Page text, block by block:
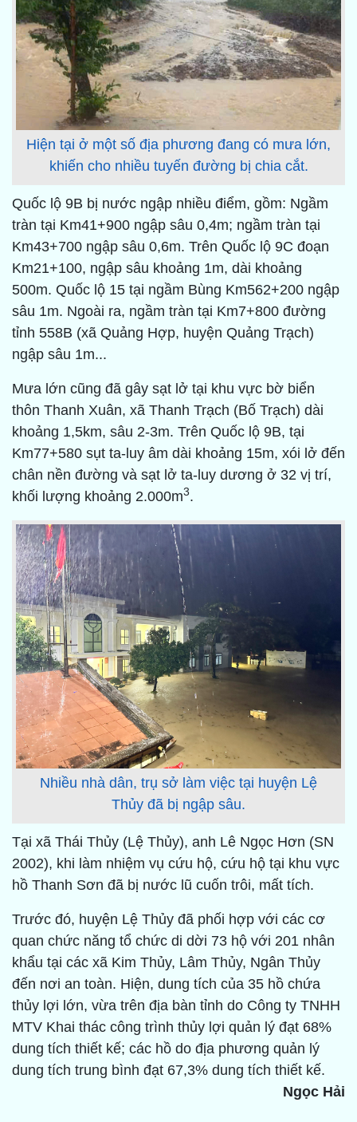
Hiện tại ở một số địa phương đang có mưa lớn,
khiến cho nhiều tuyến đường bị chia cắt.
Quốc lộ 9B bị nước ngập nhiều điểm, gồm: Ngầm
tràn tại Km41+900 ngập sâu 0,4m; ngầm tràn tại
Km43+700 ngập sâu 0,6m. Trên Quốc lộ 9C đoạn
Km21+100, ngập sâu khoảng 1m, dài khoảng
500m. Quốc lộ 15 tại ngầm Bùng Km562+200 ngập
sâu 1m. Ngoài ra, ngầm tràn tại Km7+800 đường
tỉnh 558B (xã Quảng Hợp, huyện Quảng Trạch)
ngập sâu 1m...
Mưa lớn cũng đã gây sạt lở tại khu vực bờ biển
thôn Thanh Xuân, xã Thanh Trạch (Bố Trạch) dài
khoảng 1,5km, sâu 2-3m. Trên Quốc lộ 9B, tại
Km77+580 sụt ta-luy âm dài khoảng 15m, xói lở đến
chân nền đường và sạt lở ta-luy dương ở 32 vị trí,
khối lượng khoảng 2.000m3.
Nhiều nhà dân, trụ sở làm việc tại huyện Lệ
Thủy đã bị ngập sâu.
Tại xã Thái Thủy (Lệ Thủy), anh Lê Ngọc Hơn (SN
2002), khi làm nhiệm vụ cứu hộ, cứu hộ tại khu vực
hồ Thanh Sơn đã bị nước lũ cuốn trôi, mất tích.
Trước đó, huyện Lệ Thủy đã phối hợp với các cơ
quan chức năng tổ chức di dời 73 hộ với 201 nhân
khẩu tại các xã Kim Thủy, Lâm Thủy, Ngân Thủy
đến nơi an toàn. Hiện, dung tích của 35 hồ chứa
thủy lợi lớn, vừa trên địa bàn tỉnh do Công ty TNHH
MTV Khai thác công trình thủy lợi quản lý đạt 68%
dung tích thiết kế; các hồ do địa phương quản lý
dung tích trung bình đạt 67,3% dung tích thiết kế.
Ngọc Hải